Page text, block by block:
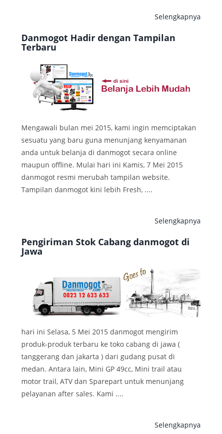
Selengkapnya
Danmogot Hadir dengan Tampilan
Terbaru
Mengawali bulan mei 2015, kami ingin memciptakan
sesuatu yang baru guna menunjang kenyamanan
anda untuk belanja di danmogot secara online
maupun offline. Mulai hari ini Kamis, 7 Mei 2015
danmogot resmi merubah tampilan website.
Tampilan danmogot kini lebih Fresh, ....
Selengkapnya
Pengiriman Stok Cabang danmogot di
Jawa
hari ini Selasa, 5 Mei 2015 danmogot mengirim
produk-produk terbaru ke toko cabang di jawa (
tanggerang dan jakarta ) dari gudang pusat di
medan. Antara lain, Mini GP 49cc, Mini trail atau
motor trail, ATV dan Sparepart untuk menunjang
pelayanan after sales. Kami ....
Selengkapnya